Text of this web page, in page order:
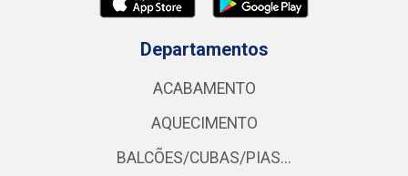
Departamentos
ACABAMENTO
AQUECIMENTO
BALCÕES/CUBAS/PIAS...